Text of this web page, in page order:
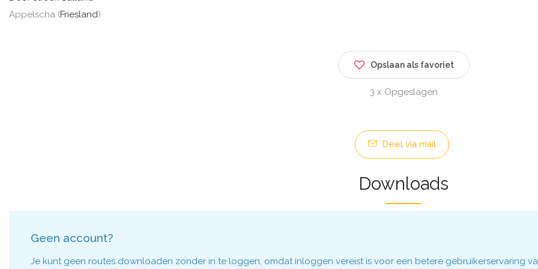
Appelscha (Friesland)
Opslaan als favoriet
3 x Opgeslagen
Deel via mail
Downloads
Geen account?
Je kunt geen routes downloaden zonder in te loggen, omdat inloggen vereist is voor een betere gebruikerservaring